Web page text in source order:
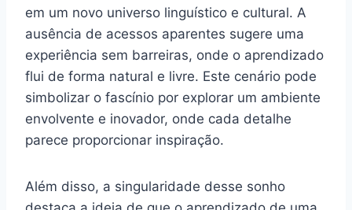
em um novo universo linguístico e cultural. A
ausência de acessos aparentes sugere uma
experiência sem barreiras, onde o aprendizado
flui de forma natural e livre. Este cenário pode
simbolizar o fascínio por explorar um ambiente
envolvente e inovador, onde cada detalhe
parece proporcionar inspiração.
Além disso, a singularidade desse sonho